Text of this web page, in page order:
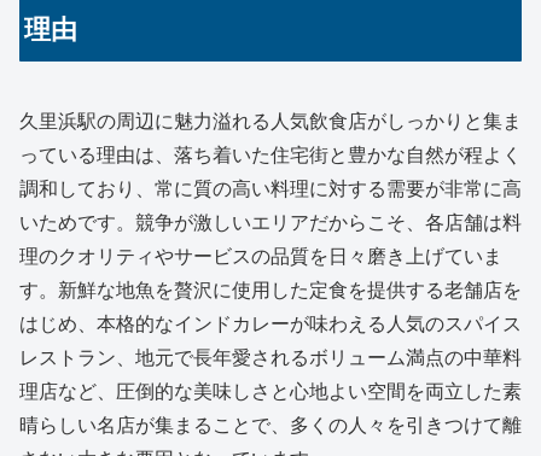
理由
久里浜駅の周辺に魅力溢れる人気飲食店がしっかりと集ま
っている理由は、落ち着いた住宅街と豊かな自然が程よく
調和しており、常に質の高い料理に対する需要が非常に高
いためです。競争が激しいエリアだからこそ、各店舗は料
理のクオリティやサービスの品質を日々磨き上げていま
す。新鮮な地魚を贅沢に使用した定食を提供する老舗店を
はじめ、本格的なインドカレーが味わえる人気のスパイス
レストラン、地元で長年愛されるボリューム満点の中華料
理店など、圧倒的な美味しさと心地よい空間を両立した素
晴らしい名店が集まることで、多くの人々を引きつけて離